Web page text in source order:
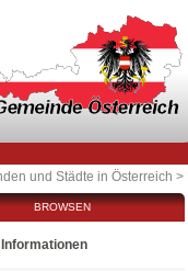
und Städte in Österreich >
BROWSEN